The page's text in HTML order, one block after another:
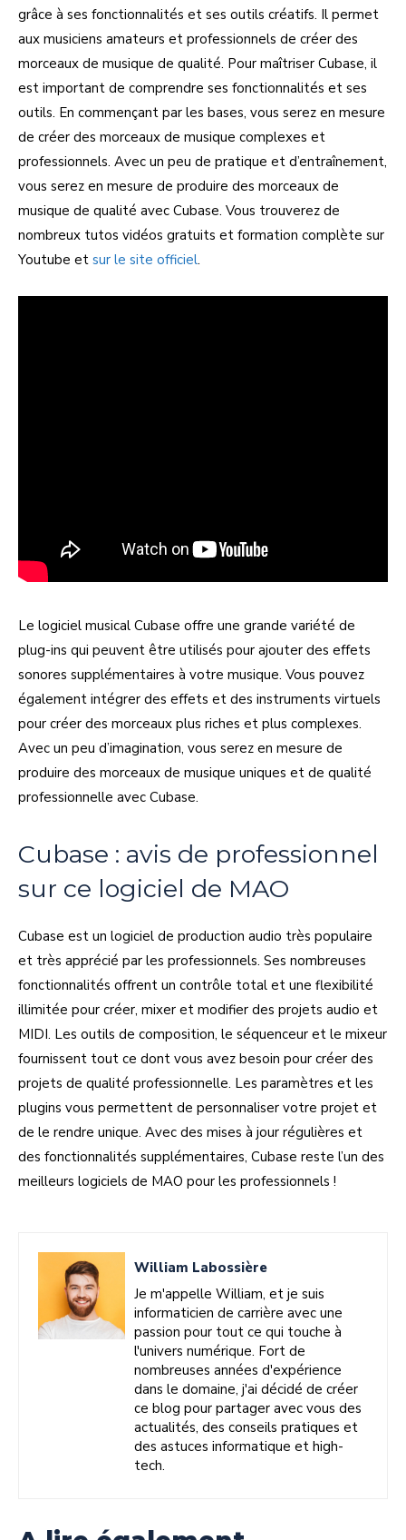
grâce à ses fonctionnalités et ses outils créatifs. Il permet
aux musiciens amateurs et professionnels de créer des
morceaux de musique de qualité. Pour maîtriser Cubase, il
est important de comprendre ses fonctionnalités et ses
outils. En commençant par les bases, vous serez en mesure
de créer des morceaux de musique complexes et
professionnels. Avec un peu de pratique et d’entraînement,
vous serez en mesure de produire des morceaux de
musique de qualité avec Cubase. Vous trouverez de
nombreux tutos vidéos gratuits et formation complète sur
Youtube et sur le site officiel.
Le logiciel musical Cubase offre une grande variété de
plug-ins qui peuvent être utilisés pour ajouter des effets
sonores supplémentaires à votre musique. Vous pouvez
également intégrer des effets et des instruments virtuels
pour créer des morceaux plus riches et plus complexes.
Avec un peu d’imagination, vous serez en mesure de
produire des morceaux de musique uniques et de qualité
professionnelle avec Cubase.
Cubase : avis de professionnel
sur ce logiciel de MAO
Cubase est un logiciel de production audio très populaire
et très apprécié par les professionnels. Ses nombreuses
fonctionnalités offrent un contrôle total et une flexibilité
illimitée pour créer, mixer et modifier des projets audio et
MIDI. Les outils de composition, le séquenceur et le mixeur
fournissent tout ce dont vous avez besoin pour créer des
projets de qualité professionnelle. Les paramètres et les
plugins vous permettent de personnaliser votre projet et
de le rendre unique. Avec des mises à jour régulières et
des fonctionnalités supplémentaires, Cubase reste l’un des
meilleurs logiciels de MAO pour les professionnels !
William Labossière
Je m'appelle William, et je suis
informaticien de carrière avec une
passion pour tout ce qui touche à
l'univers numérique. Fort de
nombreuses années d'expérience
dans le domaine, j'ai décidé de créer
ce blog pour partager avec vous des
actualités, des conseils pratiques et
des astuces informatique et high-
tech.